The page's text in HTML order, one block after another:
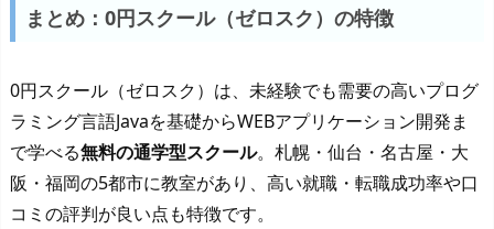
まとめ：0円スクール（ゼロスク）の特徴
0円スクール（ゼロスク）は、未経験でも需要の高いプログ
ラミング言語Javaを基礎からWEBアプリケーション開発ま
で学べる無料の通学型スクール。札幌・仙台・名古屋・大
阪・福岡の5都市に教室があり、高い就職・転職成功率や口
コミの評判が良い点も特徴です。